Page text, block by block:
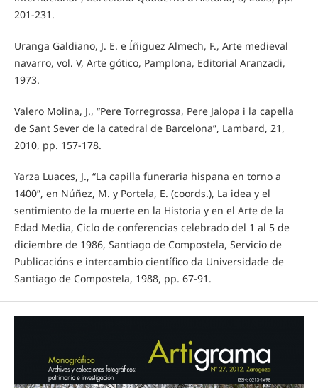
201-231.
Uranga Galdiano, J. E. e Íñiguez Almech, F., Arte medieval
navarro, vol. V, Arte gótico, Pamplona, Editorial Aranzadi,
1973.
Valero Molina, J., “Pere Torregrossa, Pere Jalopa i la capella
de Sant Sever de la catedral de Barcelona”, Lambard, 21,
2010, pp. 157-178.
Yarza Luaces, J., “La capilla funeraria hispana en torno a
1400”, en Núñez, M. y Portela, E. (coords.), La idea y el
sentimiento de la muerte en la Historia y en el Arte de la
Edad Media, Ciclo de conferencias celebrado del 1 al 5 de
diciembre de 1986, Santiago de Compostela, Servicio de
Publicacións e intercambio científico da Universidade de
Santiago de Compostela, 1988, pp. 67-91.